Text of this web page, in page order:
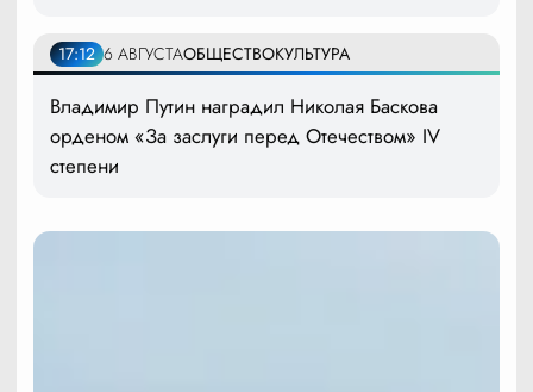
17:12 6 АВГУСТАОБЩЕСТВОКУЛЬТУРА
Владимир Путин наградил Николая Баскова
орденом «За заслуги перед Отечеством» IV
степени